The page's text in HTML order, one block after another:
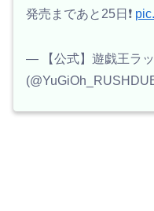
発売まであと25日❗️
— 【公式】遊戯王ラ